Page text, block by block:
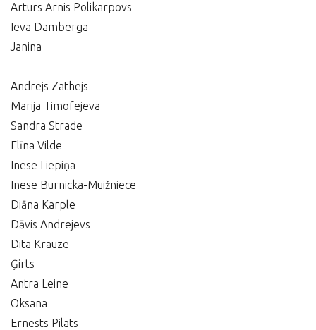
Arturs Arnis Polikarpovs
Ieva Damberga
Janina
Andrejs Zathejs
Marija Timofejeva
Sandra Strade
Elīna Vilde
Inese Liepiņa
Inese Burnicka-Muižniece
Diāna Karple
Dāvis Andrejevs
Dita Krauze
Ģirts
Antra Leine
Oksana
Ernests Pilats